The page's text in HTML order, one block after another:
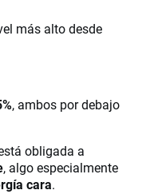
más alto desde
, ambos por debajo
obligada a
, algo especialmente
cara.